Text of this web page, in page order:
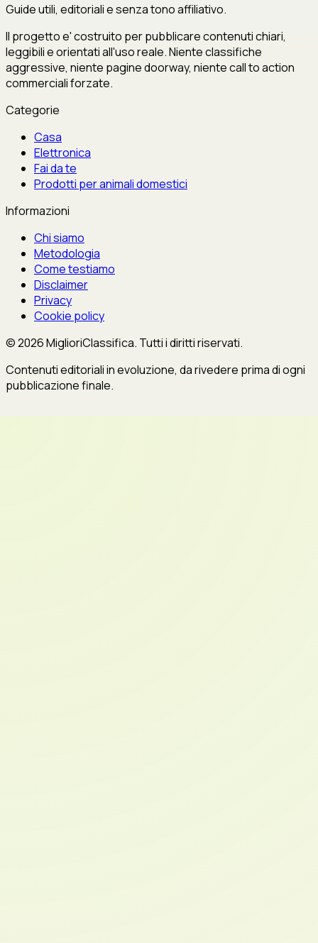
Guide utili, editoriali e senza tono affiliativo.
Il progetto e' costruito per pubblicare contenuti chiari,
leggibili e orientati all'uso reale. Niente classifiche
aggressive, niente pagine doorway, niente call to action
commerciali forzate.
Categorie
Casa
Elettronica
Fai da te
Prodotti per animali domestici
Informazioni
Chi siamo
Metodologia
Come testiamo
Disclaimer
Privacy
Cookie policy
© 2026 MiglioriClassifica. Tutti i diritti riservati.
Contenuti editoriali in evoluzione, da rivedere prima di ogni
pubblicazione finale.